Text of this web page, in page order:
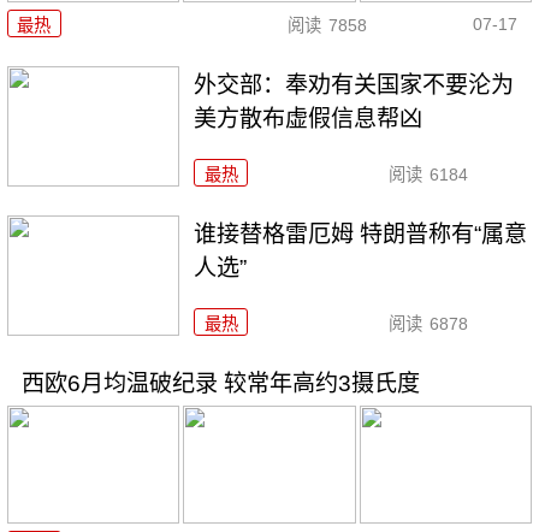
最热 阅读 7858 07-17
外交部：奉劝有关国家不要沦为
美方散布虚假信息帮凶
最热 阅读 6184
谁接替格雷厄姆 特朗普称有“属意
人选”
最热 阅读 6878
西欧6月均温破纪录 较常年高约3摄氏度